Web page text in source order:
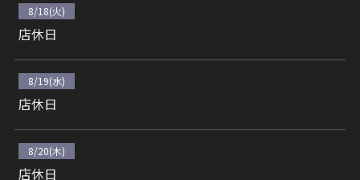
8/18(火)
店休日
8/19(水)
店休日
8/20(木)
店休日